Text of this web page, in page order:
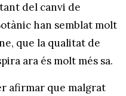
del canvi de
han semblat molt
que la qualitat de
ara és molt més sa.
afirmar que malgrat